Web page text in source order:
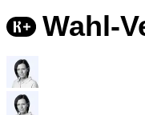
Wahl-